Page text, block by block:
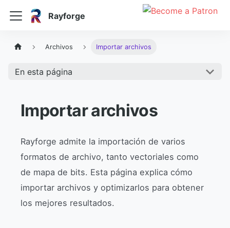
Rayforge
Archivos Importar archivos
En esta página
Importar archivos
Rayforge admite la importación de varios
formatos de archivo, tanto vectoriales como
de mapa de bits. Esta página explica cómo
importar archivos y optimizarlos para obtener
los mejores resultados.